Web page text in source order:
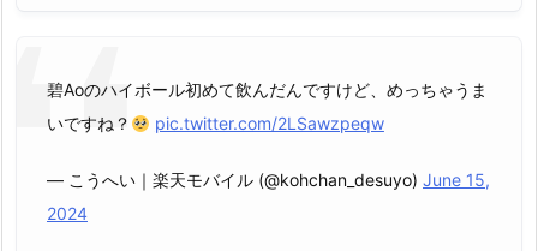
碧Aoのハイボール初めて飲んだんですけど、めっちゃうま
いですね？
pic.twitter.com/2LSawzpeqw
— こうへい｜楽天モバイル (@kohchan_desuyo) June 15,
2024